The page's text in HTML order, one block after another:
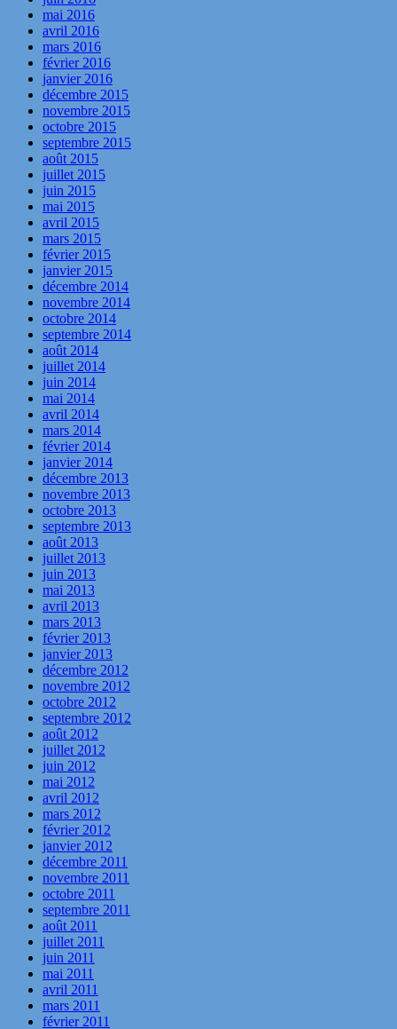
mai 2016
avril 2016
mars 2016
février 2016
janvier 2016
décembre 2015
novembre 2015
octobre 2015
septembre 2015
août 2015
juillet 2015
juin 2015
mai 2015
avril 2015
mars 2015
février 2015
janvier 2015
décembre 2014
novembre 2014
octobre 2014
septembre 2014
août 2014
juillet 2014
juin 2014
mai 2014
avril 2014
mars 2014
février 2014
janvier 2014
décembre 2013
novembre 2013
octobre 2013
septembre 2013
août 2013
juillet 2013
juin 2013
mai 2013
avril 2013
mars 2013
février 2013
janvier 2013
décembre 2012
novembre 2012
octobre 2012
septembre 2012
août 2012
juillet 2012
juin 2012
mai 2012
avril 2012
mars 2012
février 2012
janvier 2012
décembre 2011
novembre 2011
octobre 2011
septembre 2011
août 2011
juillet 2011
juin 2011
mai 2011
avril 2011
mars 2011
février 2011